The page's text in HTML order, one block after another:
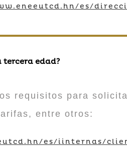
es/
tercera edad?
requisitos para
entre otros:
es/iinternas/